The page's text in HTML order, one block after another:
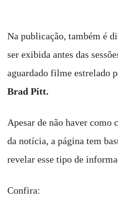
Na publicação, também é
ser exibida antes das
aguardado filme estrelado
Brad Pitt.
Apesar de não haver como
da notícia, a página tem
revelar esse tipo de
Confira: